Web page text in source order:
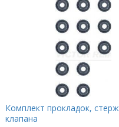
Комплект прокладок,
клапана